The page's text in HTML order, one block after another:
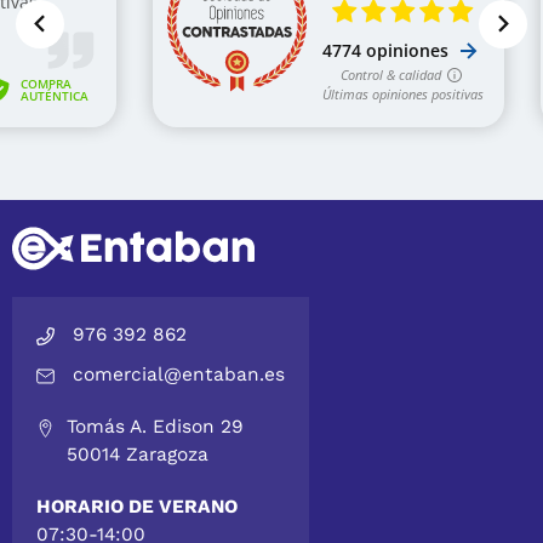
976 392 862
comercial@entaban.es
Tomás A. Edison 29
50014 Zaragoza
HORARIO DE VERANO
07:30-14:00